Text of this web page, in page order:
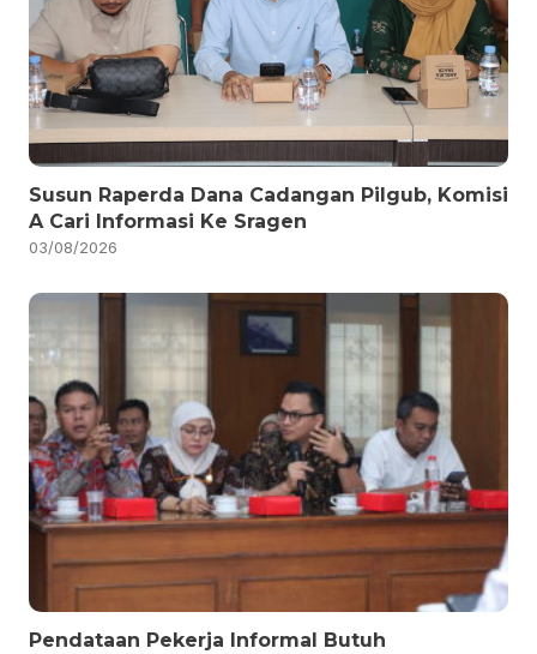
Susun Raperda Dana Cadangan Pilgub, Komisi
A Cari Informasi Ke Sragen
03/08/2026
Pendataan Pekerja Informal Butuh